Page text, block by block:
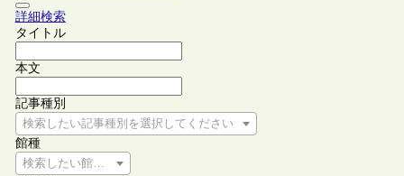
詳細検索
タイトル
本文
記事種別
検索したい記事種別を選択してください
館種
検索したい館種を選択してください